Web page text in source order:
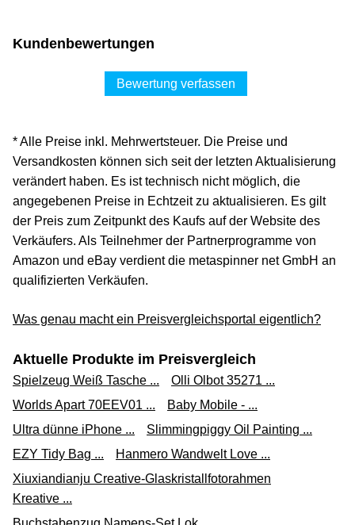
Kundenbewertungen
Bewertung verfassen
* Alle Preise inkl. Mehrwertsteuer. Die Preise und
Versandkosten können sich seit der letzten Aktualisierung
verändert haben. Es ist technisch nicht möglich, die
angegebenen Preise in Echtzeit zu aktualisieren. Es gilt
der Preis zum Zeitpunkt des Kaufs auf der Website des
Verkäufers. Als Teilnehmer der Partnerprogramme von
Amazon und eBay verdient die metaspinner net GmbH an
qualifizierten Verkäufen.
Was genau macht ein Preisvergleichsportal eigentlich?
Aktuelle Produkte im Preisvergleich
Spielzeug Weiß Tasche ...
Olli Olbot 35271 ...
Worlds Apart 70EEV01 ...
Baby Mobile - ...
Ultra dünne iPhone ...
Slimmingpiggy Oil Painting ...
EZY Tidy Bag ...
Hanmero Wandwelt Love ...
Xiuxiandianju Creative-Glaskristallfotorahmen
Kreative ...